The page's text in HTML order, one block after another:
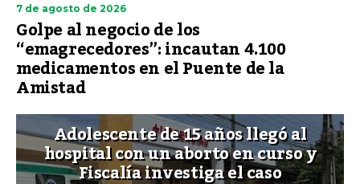
7 de agosto de 2026
Golpe al negocio de los
“emagrecedores”: incautan 4.100
medicamentos en el Puente de la
Amistad
Adolescente de 15 años llegó al
hospital con un aborto en curso y
Fiscalía investiga el caso